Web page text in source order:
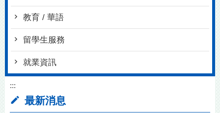
教育 / 華語
留學生服務
就業資訊
:::
最新消息